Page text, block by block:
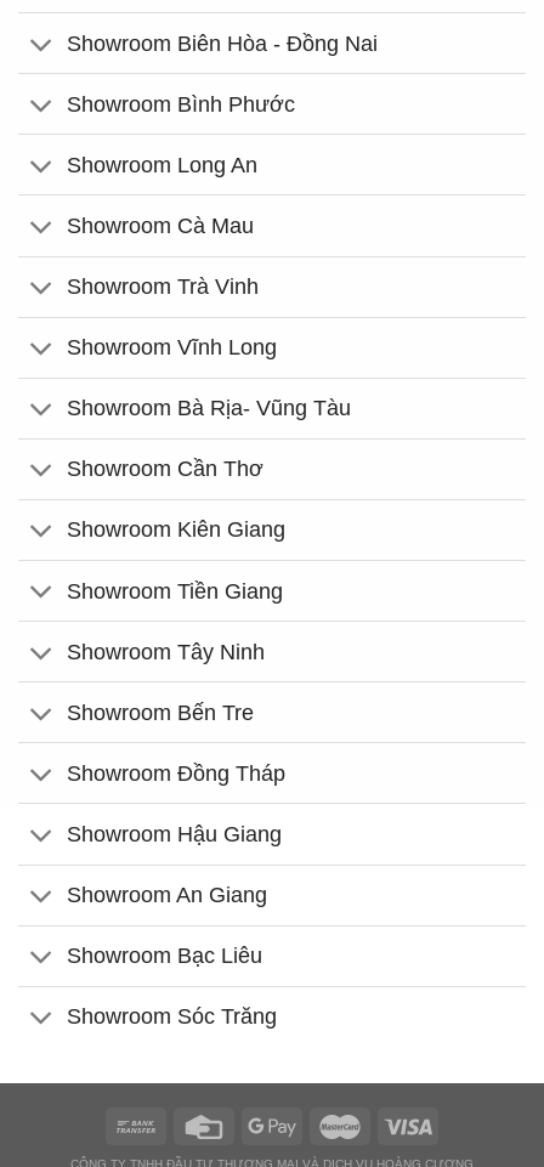
Showroom Biên Hòa - Đồng Nai
Showroom Bình Phước
Showroom Long An
Showroom Cà Mau
Showroom Trà Vinh
Showroom Vĩnh Long
Showroom Bà Rịa- Vũng Tàu
Showroom Cần Thơ
Showroom Kiên Giang
Showroom Tiền Giang
Showroom Tây Ninh
Showroom Bến Tre
Showroom Đồng Tháp
Showroom Hậu Giang
Showroom An Giang
Showroom Bạc Liêu
Showroom Sóc Trăng
CÔNG TY TNHH ĐẦU TƯ THƯƠNG MẠI VÀ DỊCH VỤ HOÀNG CƯƠNG